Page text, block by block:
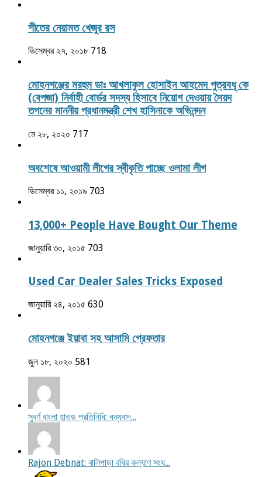
শীতের নেয়ামত খেজুর রস
ডিসেম্বর ২৭, ২০১৮ 718
মোহনগঞ্জের মরহুম ডাঃ আখলাকুল হোসাইন আহমেদ পুত্রবধূ কে
(বেপজা) নির্বাহী বোর্ডর সদস্য হিসাবে নিয়োগ দেওয়ায় সৈয়দ
তপনের মাননীয় প্রধানমন্ত্রী শেখ হাসিনাকে অভিনন্দন
মে ২৮, ২০২০ 717
অবশেষে আওয়ামী লীগের স্বীকৃতি পাচ্ছে ওলামা লীগ
ডিসেম্বর ১১, ২০১৯ 703
13,000+ People Have Bought Our Theme
জানুয়ারি ৩০, ২০১৫ 703
Used Car Dealer Sales Tricks Exposed
জানুয়ারি ২৪, ২০১৫ 630
মোহনগঞ্জে ইয়াবা সহ আসামি গ্রেফতার
জুন ১৮, ২০২০ 581
সুবর্ণ বাংলা হাওড় প্রতিনিধি: ধন্যবাদ...
Rajon Debnat: বালিপাড়া বধির কল্যাণ সংঘ...